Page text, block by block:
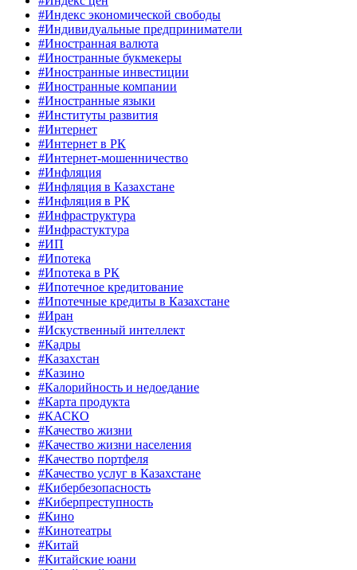
#Индекс экономической свободы
#Индивидуальные предприниматели
#Иностранная валюта
#Иностранные букмекеры
#Иностранные инвестиции
#Иностранные компании
#Иностранные языки
#Институты развития
#Интернет
#Интернет в РК
#Интернет-мошенничество
#Инфляция
#Инфляция в Казахстане
#Инфляция в РК
#Инфраструктура
#Инфрастуктура
#ИП
#Ипотека
#Ипотека в РК
#Ипотечное кредитование
#Ипотечные кредиты в Казахстане
#Иран
#Искуственный интеллект
#Кадры
#Казахстан
#Казино
#Калорийность и недоедание
#Карта продукта
#КАСКО
#Качество жизни
#Качество жизни населения
#Качество портфеля
#Качество услуг в Казахстане
#Кибербезопасность
#Киберпреступность
#Кино
#Кинотеатры
#Китай
#Китайские юани